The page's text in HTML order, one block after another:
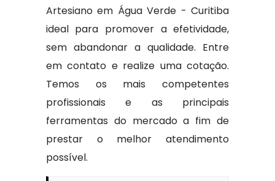
Artesiano em Água Verde - Curitiba
ideal para promover a efetividade,
sem abandonar a qualidade. Entre
em contato e realize uma cotação.
Temos os mais competentes
profissionais e as principais
ferramentas do mercado a fim de
prestar o melhor atendimento
possível.